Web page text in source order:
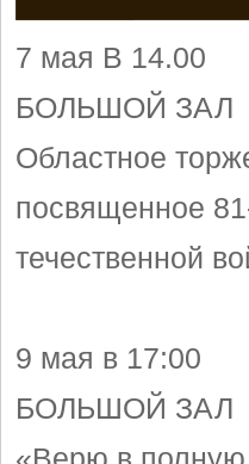
7 мая В 14.00
БОЛЬШОЙ ЗАЛ
Областное
посвященное
течественной
9 мая в 17:00
БОЛЬШОЙ ЗАЛ